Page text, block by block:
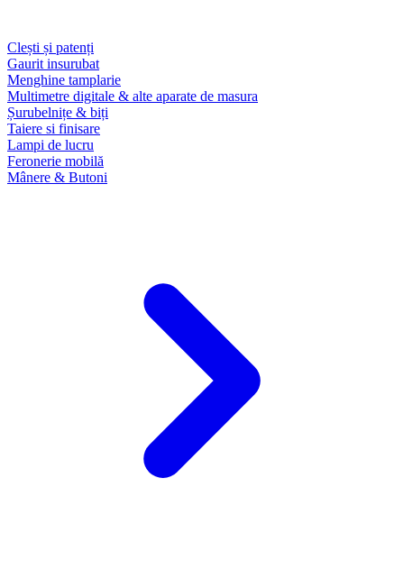
Clești și patenți
Gaurit insurubat
Menghine tamplarie
Multimetre digitale & alte aparate de masura
Șurubelnițe & biți
Taiere si finisare
Lampi de lucru
Feronerie mobilă
Mânere & Butoni